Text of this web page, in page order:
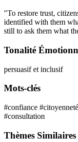
"To restore trust,
identified with them
still to ask them what
Tonalité
persuasif et inclusif
Mots-clés
#confiance #citoyenneté
#consultation
Thèmes Similaires